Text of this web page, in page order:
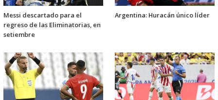
Messi descartado para el
regreso de las Eliminatorias, en
setiembre
Argentina: Huracán único líder